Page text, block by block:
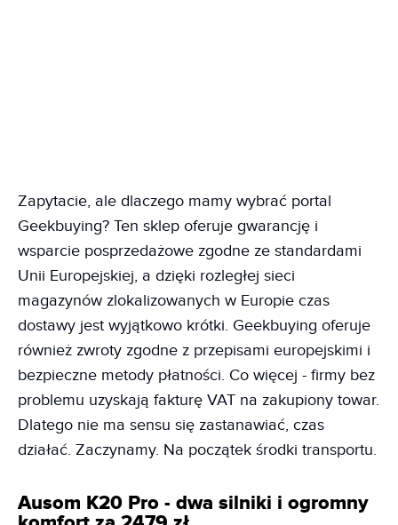
Zapytacie, ale dlaczego mamy wybrać portal
Geekbuying? Ten sklep oferuje gwarancję i
wsparcie posprzedażowe zgodne ze standardami
Unii Europejskiej, a dzięki rozległej sieci
magazynów zlokalizowanych w Europie czas
dostawy jest wyjątkowo krótki. Geekbuying oferuje
również zwroty zgodne z przepisami europejskimi i
bezpieczne metody płatności. Co więcej - firmy bez
problemu uzyskają fakturę VAT na zakupiony towar.
Dlatego nie ma sensu się zastanawiać, czas
działać. Zaczynamy. Na początek środki transportu.
Ausom K20 Pro - dwa silniki i ogromny